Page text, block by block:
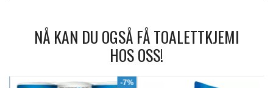
NÅ KAN DU OGSÅ FÅ TOALETTKJEMI
HOS OSS!
-7%